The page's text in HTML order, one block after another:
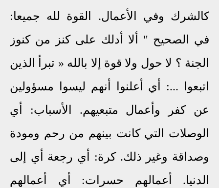
كالشرك وفي الأعمال. القوة لله جميعا:
في الصحيح " ألا أدلك على كنز من كنوز
الجنة ؟ لا حول ولا قوة إلا بالله « تبرأ الذين
اتبعوا ...: أي أعلنوا أنهم ليسوا مسؤولين
عن كفر وأعمال متبعيهم. الأسباب: أي
الوصلات التي كانت بينهم من رحم ومودة
وصداقة وغير ذلك. كرة: أي رجعة أي إلى
الدنيا. أعمالهم حسرات: أي أعمالهم